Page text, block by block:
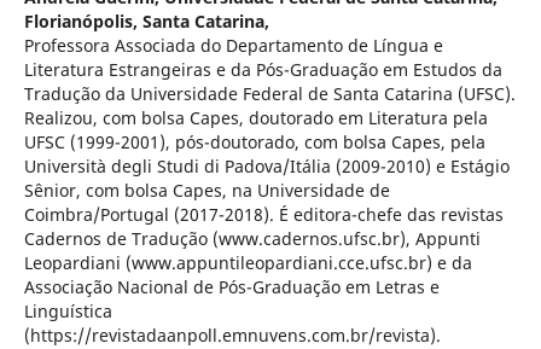
Florianópolis, Santa Catarina,
Professora Associada do Departamento de Língua e
Literatura Estrangeiras e da Pós-Graduação em Estudos da
Tradução da Universidade Federal de Santa Catarina (UFSC).
Realizou, com bolsa Capes, doutorado em Literatura pela
UFSC (1999-2001), pós-doutorado, com bolsa Capes, pela
Università degli Studi di Padova/Itália (2009-2010) e Estágio
Sênior, com bolsa Capes, na Universidade de
Coimbra/Portugal (2017-2018). É editora-chefe das revistas
Cadernos de Tradução (www.cadernos.ufsc.br), Appunti
Leopardiani (www.appuntileopardiani.cce.ufsc.br) e da
Associação Nacional de Pós-Graduação em Letras e
Linguística
(https://revistadaanpoll.emnuvens.com.br/revista).